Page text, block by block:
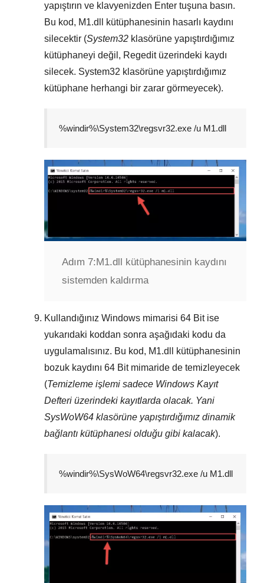
yapıştırın ve klavyenizden Enter tuşuna basın.
Bu kod, M1.dll
kütüphanesinin hasarlı kaydını
silecektir (System32 klasörüne yapıştırdığımız
kütüphaneyi değil, Regeditüzerindeki kaydı
silecek. System32 klasörüne yapıştırdığımız
kütüphane herhangi bir zarar görmeyecek).
%windir%\System32\regsvr32.exe /u M1.dll
Adım 7:M1.dll kütüphanesinin kaydını
sistemden kaldırma
Kullandığınız Windows mimarisi 64 Bitise
yukarıdaki koddan sonra aşağıdaki kodu da
uygulamalısınız. Bu kod, M1.dll
kütüphanesinin
bozuk kaydını 64 Bitmimaride de temizleyecek
(Temizleme işlemi sadece Windows Kayıt
Defteri üzerindeki kayıtlarda olacak. Yani
SysWoW64 klasörüne yapıştırdığımız dinamik
bağlantı kütüphanesi olduğu gibi kalacak).
%windir%\SysWoW64\regsvr32.exe /u M1.dll